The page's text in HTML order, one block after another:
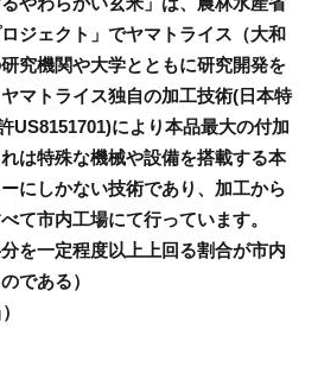
ジェクト」でヤマトライス（大和
究機関や大学とともに研究開発を
マトライス独自の加工技術(日本特
US8151701)により本品最大の付加
は特殊な機械や設備を搭載する本
にしかない技術であり、加工から
て市内工場にて行っています。
を一定程度以上上回る割合が市内
である）